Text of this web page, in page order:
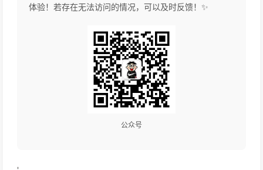
体验！若存在无法访问的情况，可以及时反馈！✨
公众号